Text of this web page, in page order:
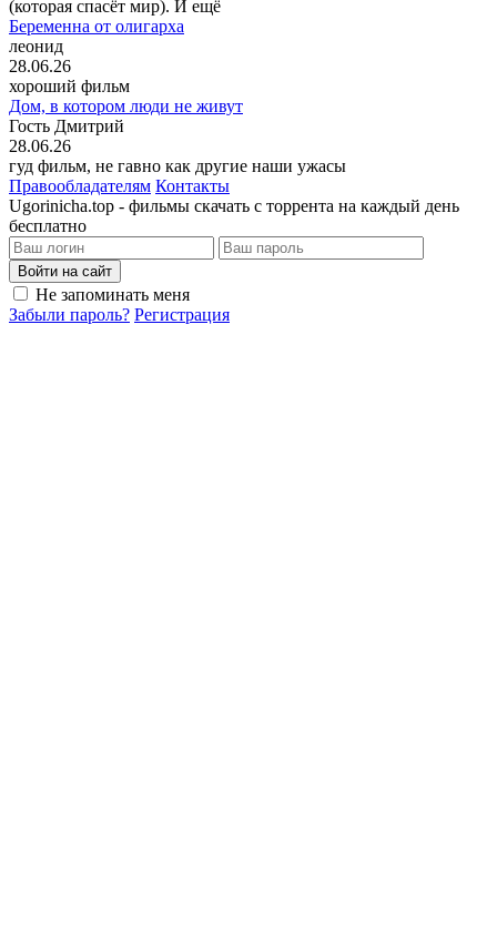
(которая спасёт мир). И ещё
Беременна от олигарха
леонид
28.06.26
хороший фильм
Дом, в котором люди не живут
Гость Дмитрий
28.06.26
гуд фильм, не гавно как другие наши ужасы
Правообладателям Контакты
Ugorinicha.top - фильмы скачать с торрента на каждый день
бесплатно
Войти на сайт
Не запоминать меня
Забыли пароль? Регистрация